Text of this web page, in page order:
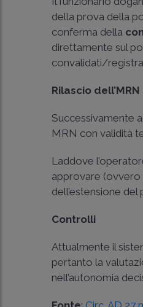
della prova della
conferma della
direttamente sul
convalidati/
Rilascio dell’MRN
Successivamente
MRN con validità
Laddove
approvare (ovvero
dell’estensione
Controlli
Attualmente il
pertanto la
nell’autonomia